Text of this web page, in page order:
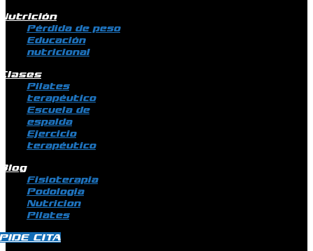
Pérdida de peso
Educación
nutricional
Pilates
terapéutico
Escuela de
espalda
Ejercicio
terapéutico
Fisioterapia
Podologia
Nutricion
Pilates
CITA